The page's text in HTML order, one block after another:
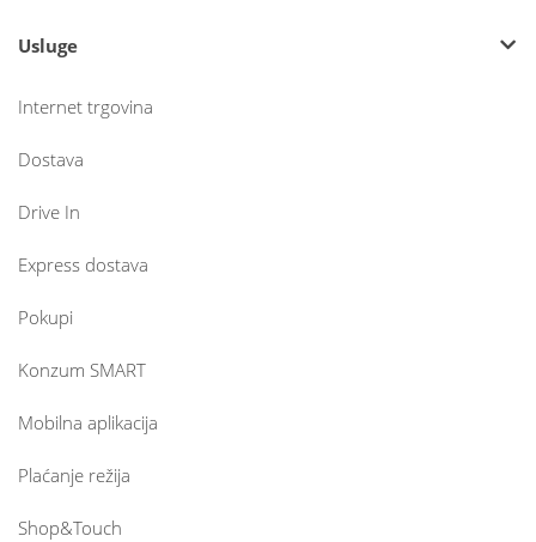
Usluge
Internet trgovina
Dostava
Drive In
Express dostava
Pokupi
Konzum SMART
Mobilna aplikacija
Plaćanje režija
Shop&Touch